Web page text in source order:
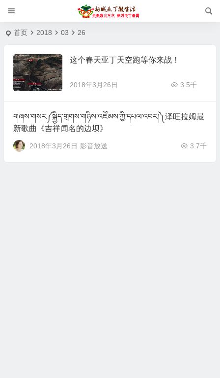
首页 2018 03 26
这个春天亚丁天空跑等你来战！
2018年3月26日 3.5千
གཞས་གསར༼སྐྱིད་གྲགས་གཉིས་འཛོམས་ཀྱི་དཔལ་འབར།༽泽旺拉姆最
新歌曲《吉祥闻名的边坝》
2018年3月26日 影音放送 3.7千